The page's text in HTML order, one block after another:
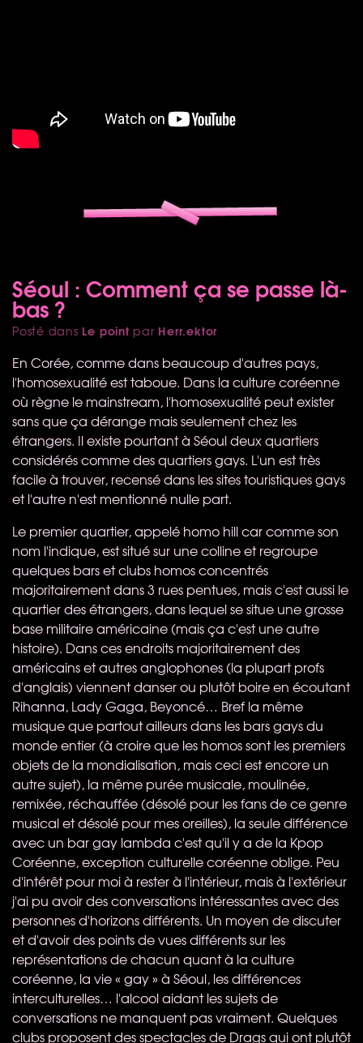
Séoul : Comment ça se passe là-
bas ?
Posté dans Le point par Herr.ektor
En Corée, comme dans beaucoup d'autres pays,
l'homosexualité est taboue. Dans la culture coréenne
où règne le mainstream, l'homosexualité peut exister
sans que ça dérange mais seulement chez les
étrangers. Il existe pourtant à Séoul deux quartiers
considérés comme des quartiers gays. L'un est très
facile à trouver, recensé dans les sites touristiques gays
et l'autre n'est mentionné nulle part.
Le premier quartier, appelé homo hill car comme son
nom l'indique, est situé sur une colline et regroupe
quelques bars et clubs homos concentrés
majoritairement dans 3 rues pentues, mais c'est aussi le
quartier des étrangers, dans lequel se situe une grosse
base militaire américaine (mais ça c'est une autre
histoire). Dans ces endroits majoritairement des
américains et autres anglophones (la plupart profs
d'anglais) viennent danser ou plutôt boire en écoutant
Rihanna, Lady Gaga, Beyoncé… Bref la même
musique que partout ailleurs dans les bars gays du
monde entier (à croire que les homos sont les premiers
objets de la mondialisation, mais ceci est encore un
autre sujet), la même purée musicale, moulinée,
remixée, réchauffée (désolé pour les fans de ce genre
musical et désolé pour mes oreilles), la seule différence
avec un bar gay lambda c'est qu'il y a de la Kpop
Coréenne, exception culturelle coréenne oblige. Peu
d'intérêt pour moi à rester à l'intérieur, mais à l'extérieur
j'ai pu avoir des conversations intéressantes avec des
personnes d'horizons différents. Un moyen de discuter
et d'avoir des points de vues différents sur les
représentations de chacun quant à la culture
coréenne, la vie « gay » à Séoul, les différences
interculturelles… l'alcool aidant les sujets de
conversations ne manquent pas vraiment. Quelques
clubs proposent des spectacles de Drags qui ont plutôt